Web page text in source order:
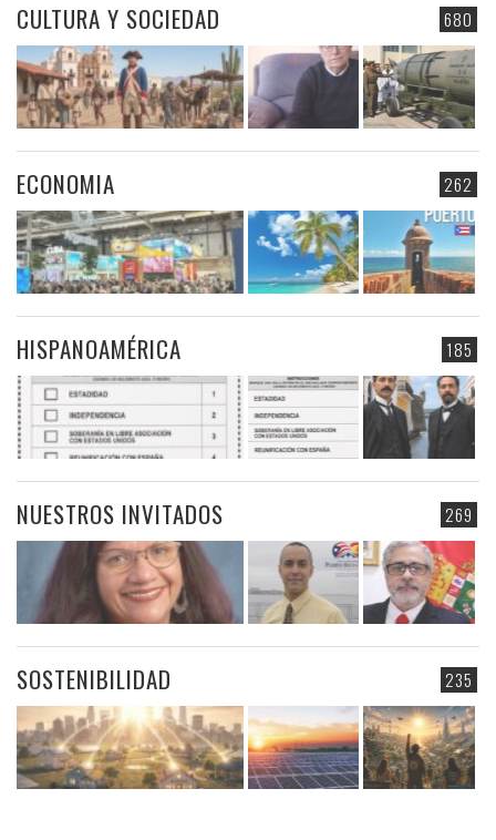
680
CULTURA Y SOCIEDAD
262
ECONOMIA
185
HISPANOAMÉRICA
269
NUESTROS INVITADOS
235
SOSTENIBILIDAD